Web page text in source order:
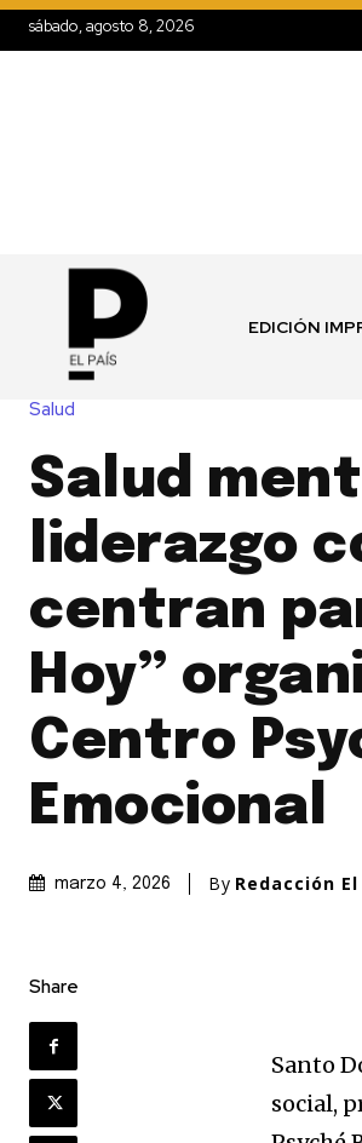
sábado, agosto 8, 2026
EDICIÓN
Salud
Salud
liderazgo
centran
Hoy”
Centro
Emocional
marzo 4, 2026 By Redacción El
Share
Santo
social,